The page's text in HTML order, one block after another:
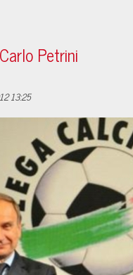
Petrini
13:25